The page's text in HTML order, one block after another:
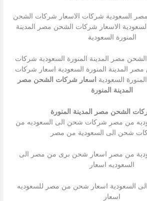
السعودية شركات الاسعار شركات الشحن
الاسعار شركات الشحن مصر المدينة
المنورة السعودية
مصر المدينة المنورة السعودية شركات
المدينة المنورة السعودية اسعار شركات
السعودية
اسعار شركات الشحن مصر
المدينة المنورة
الشحن مصر المدينة المنورة
من مصر شركات شحن الى السعوديه من
شحن الى السعودية من مصر
من مصر اسعار شحن برى من مصر الى
السعوديه اسعار
السعودية اسعار شحن من مصر للسعوديه
اسعار